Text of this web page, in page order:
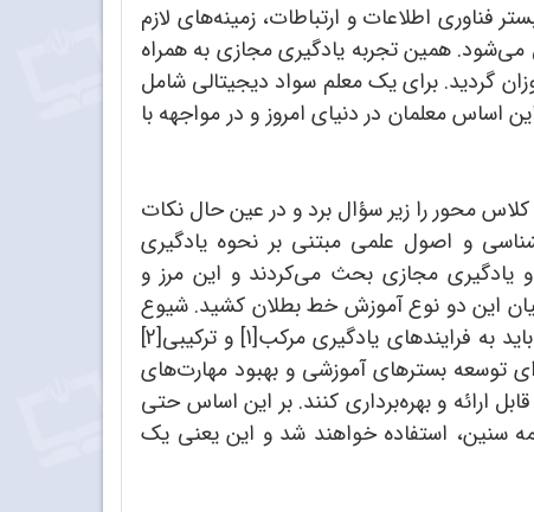
نوین آموزشی در بستر فناوری اطلاعات و ارتباطات‌، زمینه‌های لازم
می‌شود. همین تجربه یادگیری مجازی به همراه
گردید. برای یک معلم سواد دیجیتالی شامل
اساس معلمان در دنیای امروز و در مواجهه با
محور را زیر سؤال برد و در عین حال نکات
و اصول علمی مبتنی بر نحوه یادگیری
یادگیری مجازی بحث می‌کردند و این مرز و
این دو نوع آموزش خط بطلان کشید. شیوع
این بیماری، متخصصان و سیاست‌گذاران حوزه آموزش را متوجه این نکته کرد که به جای راهکارهای تک‌بُعدی باید به فرایندهای یادگیری مرکب[1] و ترکیبی[2]
توسعه بسترهای آموزشی و بهبود مهارت‌های
ارائه و بهره‌برداری کنند. بر این اساس حتی
سنین، استفاده خواهند شد و این یعنی یک